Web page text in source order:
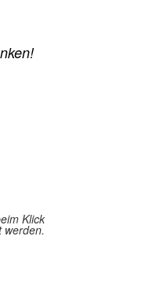
Klick
werden.